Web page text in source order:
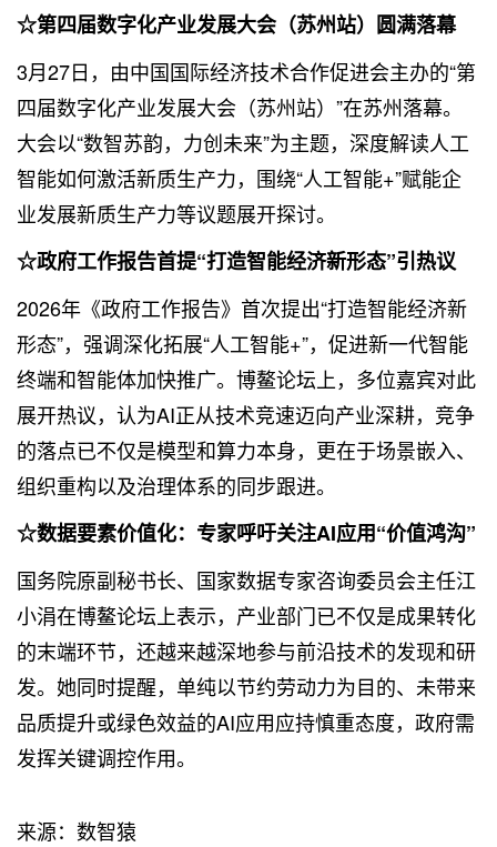
☆第四届数字化产业发展大会（苏州站）圆满落幕
3月27日，由中国国际经济技术合作促进会主办的“第
四届数字化产业发展大会（苏州站）”在苏州落幕。
大会以“数智苏韵，力创未来”为主题，深度解读人工
智能如何激活新质生产力，围绕“人工智能+”赋能企
业发展新质生产力等议题展开探讨。
☆政府工作报告首提“打造智能经济新形态”引热议
2026年《政府工作报告》首次提出“打造智能经济新
形态”，强调深化拓展“人工智能+”，促进新一代智能
终端和智能体加快推广。博鳌论坛上，多位嘉宾对此
展开热议，认为AI正从技术竞速迈向产业深耕，竞争
的落点已不仅是模型和算力本身，更在于场景嵌入、
组织重构以及治理体系的同步跟进。
☆数据要素价值化：专家呼吁关注AI应用“价值鸿沟”
国务院原副秘书长、国家数据专家咨询委员会主任江
小涓在博鳌论坛上表示，产业部门已不仅是成果转化
的末端环节，还越来越深地参与前沿技术的发现和研
发。她同时提醒，单纯以节约劳动力为目的、未带来
品质提升或绿色效益的AI应用应持慎重态度，政府需
发挥关键调控作用。
来源：数智猿